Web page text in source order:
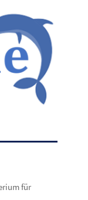
für